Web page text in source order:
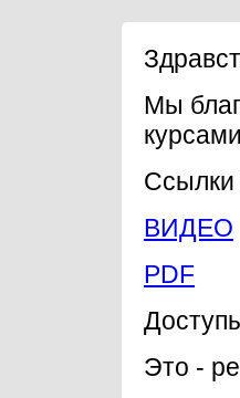
Мы
Ссылки
ВИДЕО
PDF
Это -